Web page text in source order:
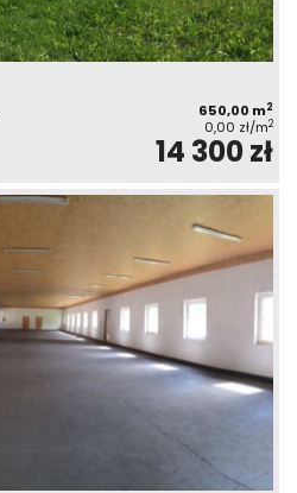
650,00 m2
0,00 zł/m2
14 300 zł